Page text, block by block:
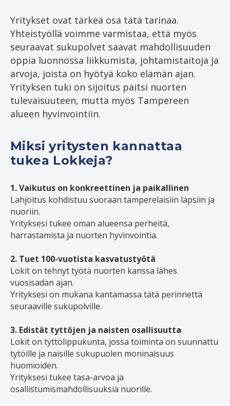
Yritykset ovat tärkeä osa tätä tarinaa.
Yhteistyöllä voimme varmistaa, että myös
seuraavat sukupolvet saavat mahdollisuuden
oppia luonnossa liikkumista, johtamistaitoja ja
arvoja, joista on hyötyä koko elämän ajan.
Yrityksen tuki on sijoitus paitsi nuorten
tulevaisuuteen, mutta myös Tampereen
alueen hyvinvointiin.
Miksi yritysten kannattaa
tukea Lokkeja?
1. Vaikutus on konkreettinen ja paikallinen
Lahjoitus kohdistuu suoraan tamperelaisiin lapsiin ja
nuoriin.
Yrityksesi tukee oman alueensa perheitä,
harrastamista ja nuorten hyvinvointia.
2. Tuet 100-vuotista kasvatustyötä
Lokit on tehnyt työtä nuorten kanssa lähes
vuosisadan ajan.
Yrityksesi on mukana kantamassa tätä perinnettä
seuraaville sukupolville.
3. Edistät tyttöjen ja naisten osallisuutta
Lokit on tyttölippukunta, jossa toiminta on suunnattu
tytöille ja naisille sukupuolen moninaisuus
huomioiden.
Yrityksesi tukee tasa-arvoa ja
osallistumismahdollisuuksia nuorille.